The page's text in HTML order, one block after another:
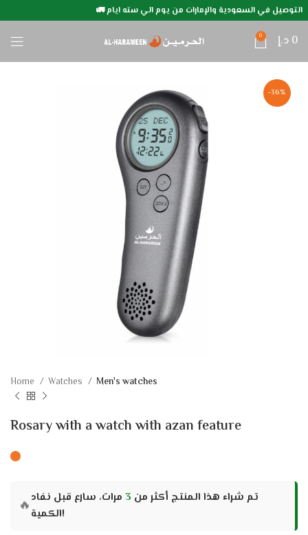
التوصيل في السعودية والإمارات من يوم الي سته ايام 🚛
0 0 د.إ
-36%
Home Watches Men's watches
Rosary with a watch with azan feature
🔥 تم شراء هذا المنتج أكثر من 3 مرات، سارع قبل نفاد
الكمية!